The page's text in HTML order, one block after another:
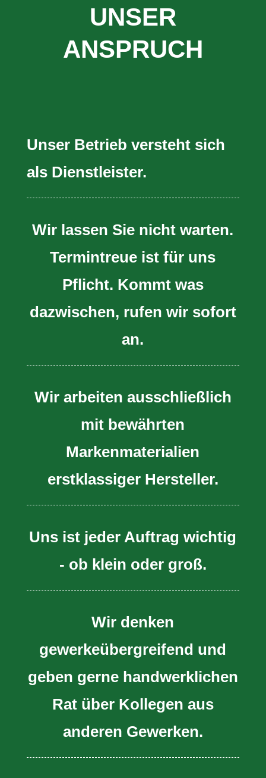
UNSER
ANSPRUCH
Unser Betrieb versteht sich
als Dienstleister.
Wir lassen Sie nicht warten.
Termintreue ist für uns
Pflicht. Kommt was
dazwischen, rufen wir sofort
an.
Wir arbeiten ausschließlich
mit bewährten
Markenmaterialien
erstklassiger Hersteller.
Uns ist jeder Auftrag wichtig
- ob klein oder groß.
Wir denken
gewerkeübergreifend und
geben gerne handwerklichen
Rat über Kollegen aus
anderen Gewerken.